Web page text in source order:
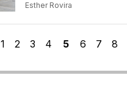
Esther Rovira
1 2 3 4 5 6 7 8